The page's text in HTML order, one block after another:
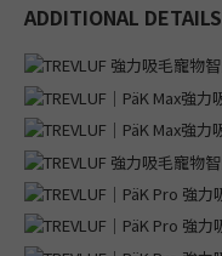
ADDITIONAL DETAILS